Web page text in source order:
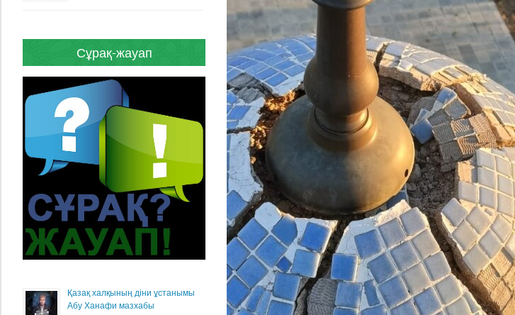
Сұрақ-жауап
Қазақ халқының діни ұстанымы
Абу Ханафи мазхабы